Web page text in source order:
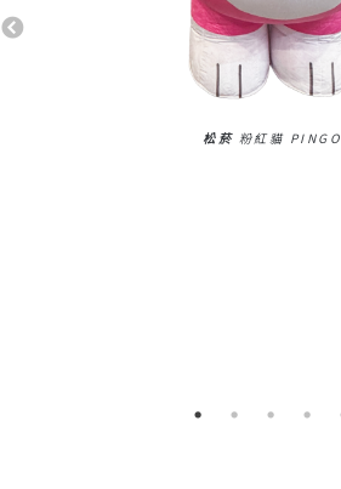
松菸 粉紅貓 PINGO